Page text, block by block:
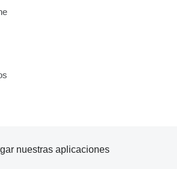
nuestras aplicaciones